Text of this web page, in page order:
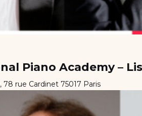
Piano Academy –
, 78 rue Cardinet 75017 Paris